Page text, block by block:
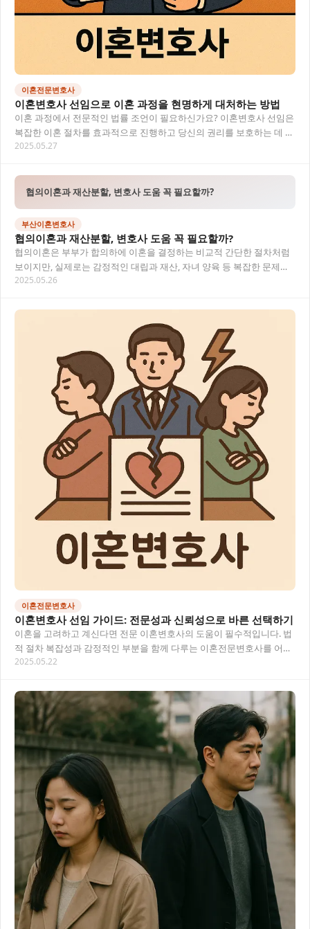
이혼전문변호사
이혼변호사 선임으로 이혼 과정을 현명하게 대처하는 방법
이혼 과정에서 전문적인 법률 조언이 필요하신가요? 이혼변호사 선임은
복잡한 이혼 절차를 효과적으로 진행하고 당신의 권리를 보호하는 데 큰
도움이 될 수 있어요. 이혼변호사가 필요한…
2025.05.27
협의이혼과 재산분할, 변호사 도움 꼭 필요할까?
부산이혼변호사
협의이혼과 재산분할, 변호사 도움 꼭 필요할까?
협의이혼은 부부가 합의하에 이혼을 결정하는 비교적 간단한 절차처럼
보이지만, 실제로는 감정적인 대립과 재산, 자녀 양육 등 복잡한 문제가
얽혀 있어 결코 쉬운 일이 아닙니다. 특히…
2025.05.26
이혼전문변호사
이혼변호사 선임 가이드: 전문성과 신뢰성으로 바른 선택하기
이혼을 고려하고 계신다면 전문 이혼변호사의 도움이 필수적입니다. 법
적 절차 복잡성과 감정적인 부분을 함께 다루는 이혼전문변호사를 어떻
게 선택해야 할지, 비용은 얼마나 들지 알아봅니…
2025.05.22